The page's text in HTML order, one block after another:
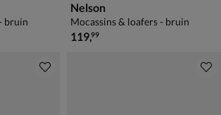
bruin
83,99
Nelson
Mocassins & loafers - bruin
€ 119,99
119,99